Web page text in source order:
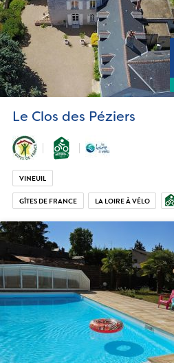
Le Clos des Péziers
VINEUIL
GÎTES DE FRANCE LA LOIRE À VÉLO